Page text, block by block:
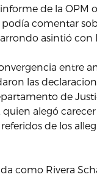
de la OPM
comentar
asintió con
entre
las
de
quien alegó
de los
como Rivera